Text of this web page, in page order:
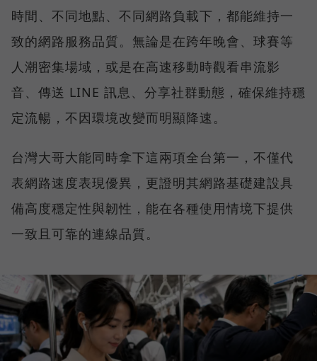
時間、不同地點、不同網路負載下，都能維持一
致的網路服務品質。無論是在跨年晚會、球賽等
人潮密集場域，或是在高速移動時觀看串流影
音、傳送 LINE 訊息、分享社群動態，確保維持穩
定流暢，不因環境改變而明顯降速。
台灣大哥大能同時拿下這兩項全台第一，不僅代
表網路速度表現優異，更證明其網路基礎建設具
備高度穩定性與韌性，能在各種使用情境下提供
一致且可靠的連線品質。